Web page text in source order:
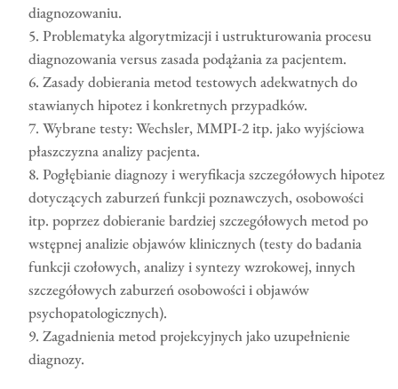
diagnozowaniu.
Problematyka algorytmizacji i ustrukturowania procesu
diagnozowania versus zasada podążania za pacjentem.
Zasady dobierania metod testowych adekwatnych do
stawianych hipotez i konkretnych przypadków.
Wybrane testy: Wechsler, MMPI-2 itp. jako wyjściowa
płaszczyzna analizy pacjenta.
Pogłębianie diagnozy i weryfikacja szczegółowych hipotez
dotyczących zaburzeń funkcji poznawczych, osobowości
itp. poprzez dobieranie bardziej szczegółowych metod po
wstępnej analizie objawów klinicznych (testy do badania
funkcji czołowych, analizy i syntezy wzrokowej, innych
szczegółowych zaburzeń osobowości i objawów
psychopatologicznych).
Zagadnienia metod projekcyjnych jako uzupełnienie
diagnozy.